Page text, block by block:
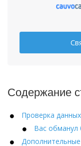
Содержание
Проверка
Вас обманул